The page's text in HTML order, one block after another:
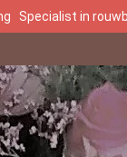
Specialist in